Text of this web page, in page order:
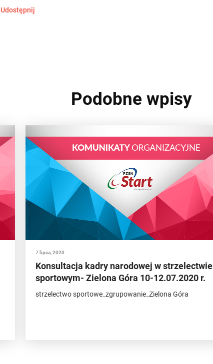
Udostępnij
Podobne wpisy
7 lipca, 2020
Konsultacja kadry narodowej w strzelectwie
sportowym- Zielona Góra 10-12.07.2020 r.
strzelectwo sportowe_zgrupowanie_Zielona Góra